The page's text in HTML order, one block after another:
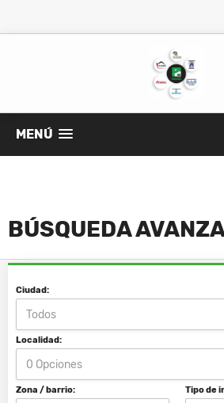
MENÚ
BÚSQUEDA
Ciudad:
Todos
Localidad:
0 Opciones
Zona / barrio: Tipo de